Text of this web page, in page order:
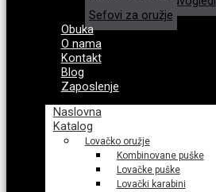
Sefovi za oružje
Obuka
O nama
Kontakt
Blog
Zaposlenje
Naslovna
Katalog
Lovačko oružje
Kombinovane puške
Lovačke puške
Lovački karabini